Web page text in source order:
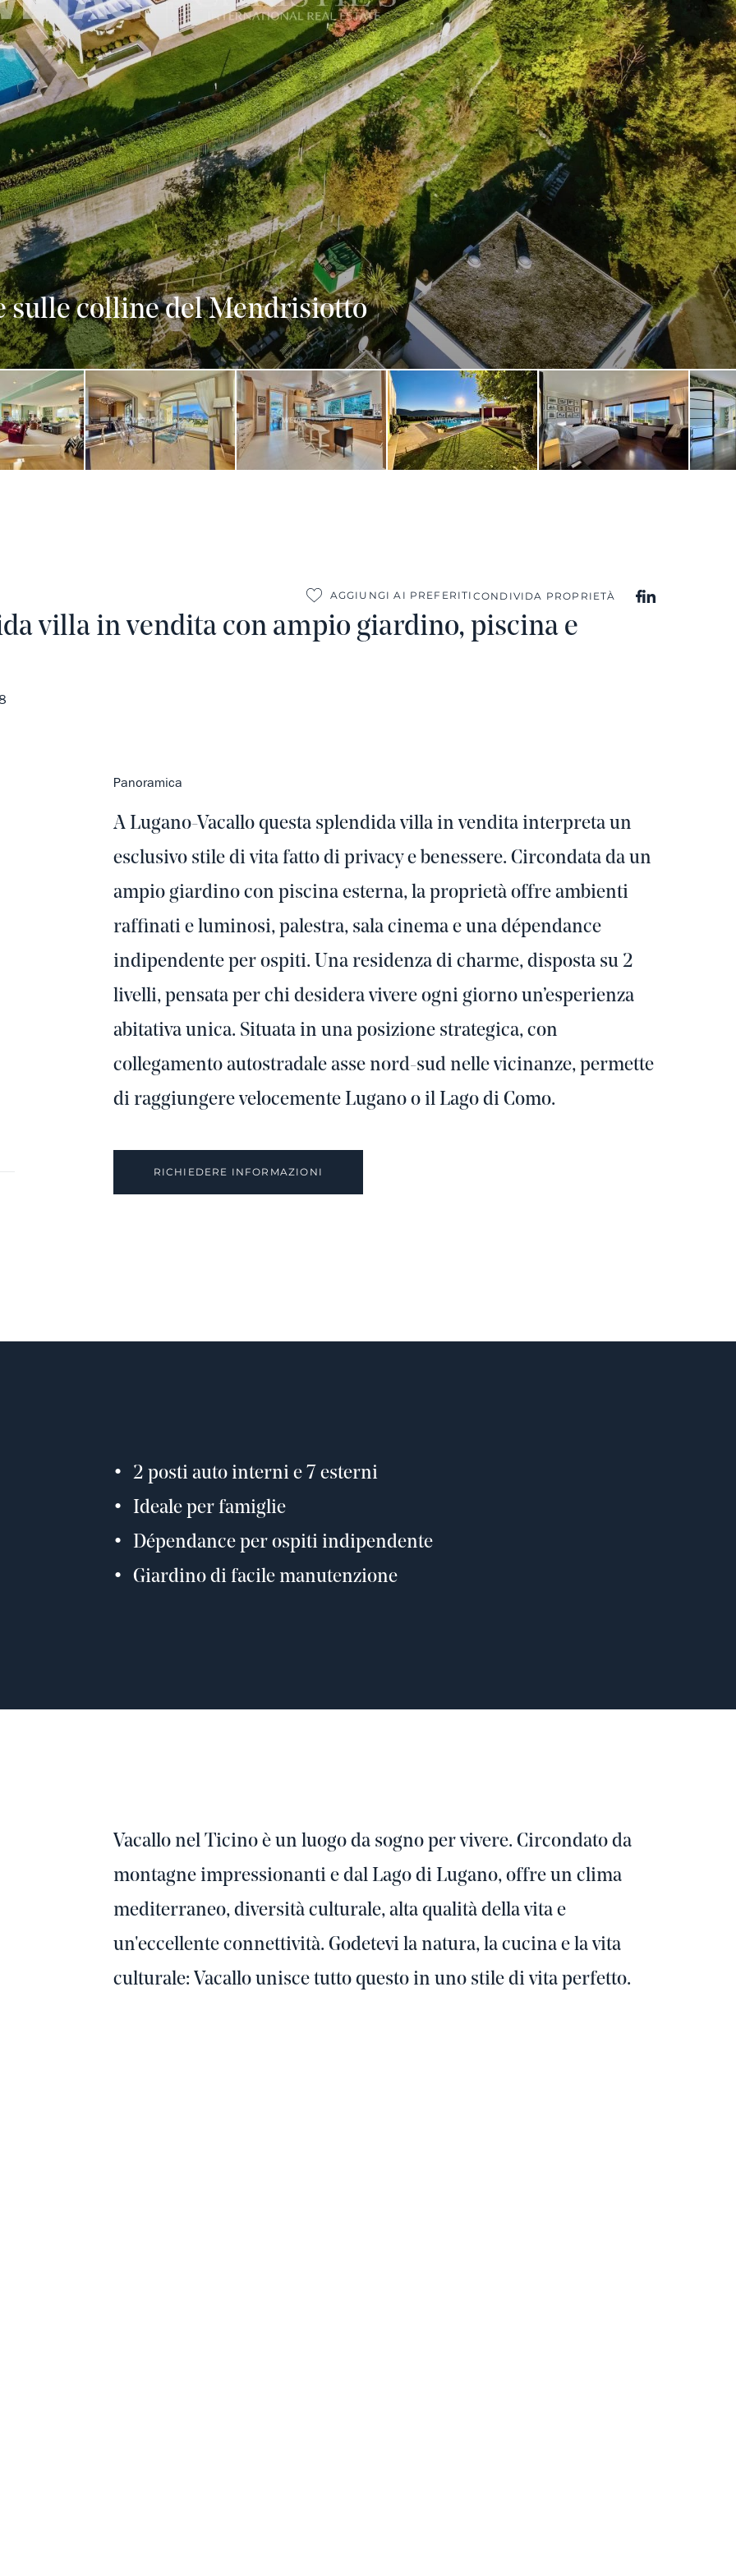
sulle colline del Mendrisiotto
AGGIUNGI AI PREFERITI CONDIVIDA PROPRIETÀ
villa in vendita con ampio giardino, piscina e
Panoramica
A Lugano-Vacallo questa splendida villa in vendita interpreta un
esclusivo stile di vita fatto di privacy e benessere. Circondata da un
ampio giardino con piscina esterna, la proprietà offre ambienti
raffinati e luminosi, palestra, sala cinema e una dépendance
indipendente per ospiti. Una residenza di charme, disposta su 2
livelli, pensata per chi desidera vivere ogni giorno un’esperienza
abitativa unica. Situata in una posizione strategica, con
collegamento autostradale asse nord-sud nelle vicinanze, permette
di raggiungere velocemente Lugano o il Lago di Como.
RICHIEDERE INFORMAZIONI
2 posti auto interni e 7 esterni
Ideale per famiglie
Dépendance per ospiti indipendente
Giardino di facile manutenzione
Vacallo nel Ticino è un luogo da sogno per vivere. Circondato da
montagne impressionanti e dal Lago di Lugano, offre un clima
mediterraneo, diversità culturale, alta qualità della vita e
un'eccellente connettività. Godetevi la natura, la cucina e la vita
culturale: Vacallo unisce tutto questo in uno stile di vita perfetto.